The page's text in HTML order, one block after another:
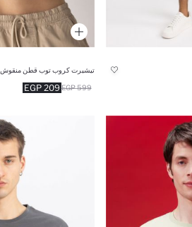
تيشيرت كروب توب قطن منقوش
209 EGP 599 EGP